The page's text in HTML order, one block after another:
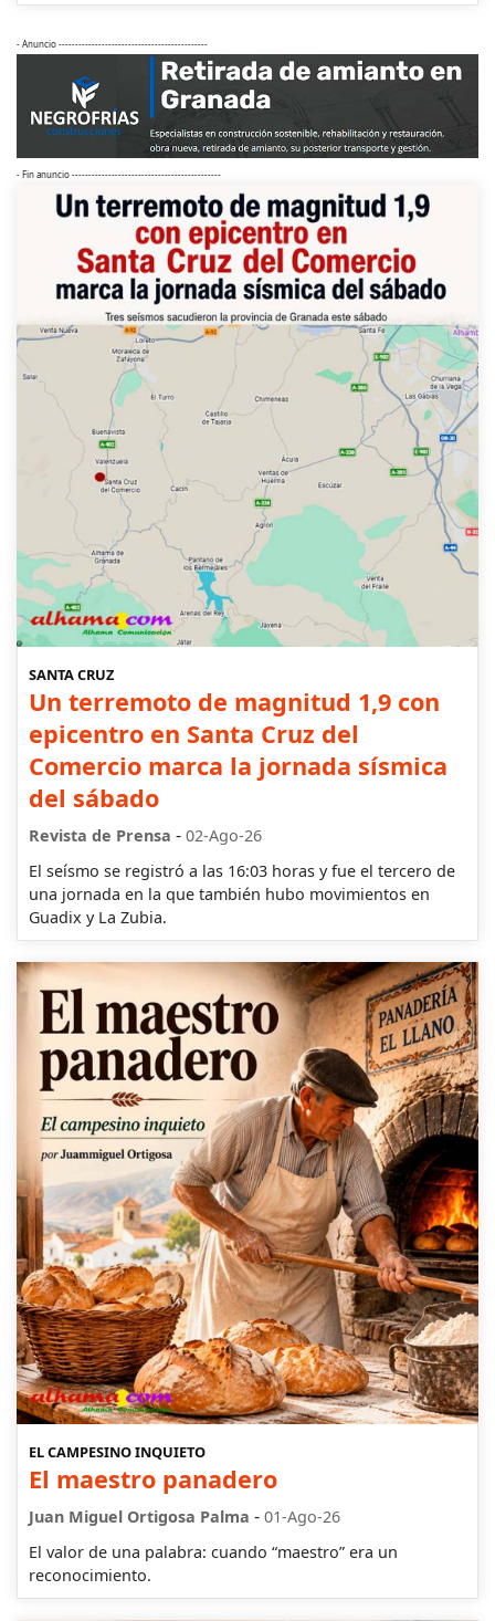
- Anuncio ---------------------------------------------
- Fin anuncio ---------------------------------------------
SANTA CRUZ
Un terremoto de magnitud 1,9 con
epicentro en Santa Cruz del
Comercio marca la jornada sísmica
del sábado
Revista de Prensa - 02-Ago-26
El seísmo se registró a las 16:03 horas y fue el tercero de
una jornada en la que también hubo movimientos en
Guadix y La Zubia.
EL CAMPESINO INQUIETO
El maestro panadero
Juan Miguel Ortigosa Palma - 01-Ago-26
El valor de una palabra: cuando “maestro” era un
reconocimiento.